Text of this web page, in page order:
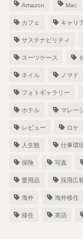
Amazon Mac
カフェ キャリ
サステナビリティ
スーツケース
ネイル ノマド
フォトギャラリー
ホテル マレー
レビュー ロケ
人生観 仕事環
保険 写真
愛用品 採用広
海外 海外移住
移住 英語